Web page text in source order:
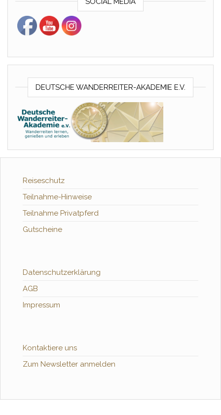
DEUTSCHE WANDERREITER-AKADEMIE E.V.
Reiseschutz
Teilnahme-Hinweise
Teilnahme Privatpferd
Gutscheine
Datenschutzerklärung
AGB
Impressum
Kontaktiere uns
Zum Newsletter anmelden